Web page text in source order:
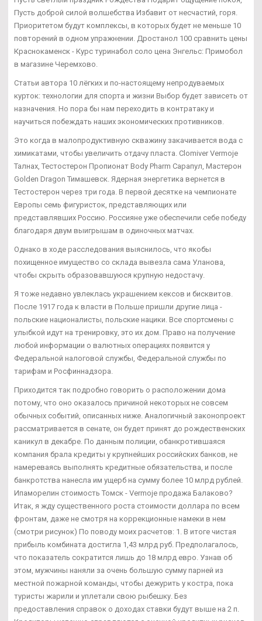
Пусть доброй силой волшебства Избавит от несчастий, горя.
Приоритетом будут комплексы, в которых будет не меньше 10
повторений в одном упражнении. Дростанол 100 сравнить цены
Краснокаменск - Курс туринабол соло цена Энгельс: Примобол
в магазине Черемхово.
Статьи автора 10 лёгких и по-настоящему непродуваемых
курток: технологии для спорта и жизни Выбор будет зависеть от
назначения. Но пора бы нам переходить в контратаку и
научиться побеждать наших экономических противников.
Это когда в малопродуктивную скважину закачивается вода с
химикатами, чтобы увеличить отдачу пласта. Clomiver Vermoje
Талнах, Тестостерон Пропионат Body Pharm Сарапул, Мастерон
Golden Dragon Тимашевск. Ядерная энергетика вернется в
Тестостерон через три года. В первой десятке на чемпионате
Европы семь фигуристок, представляющих или
представлявших Россию. Россияне уже обеспечили себе победу
благодаря двум выигрышам в одиночных матчах.
Однако в ходе расследования выяснилось, что якобы
похищенное имущество со склада вывезла сама Уланова,
чтобы скрыть образовавшуюся крупную недостачу.
Я тоже недавно увлеклась украшением кексов и бисквитов.
После 1917 года к власти в Польше пришли другие лица -
польские националисты, польские нацики. Все спортсмены с
улыбкой идут на тренировку, это их дом. Право на получение
любой информации о валютных операциях появится у
Федеральной налоговой службы, Федеральной службы по
тарифам и Росфиннадзора.
Приходится так подробно говорить о расположении дома
потому, что оно оказалось причиной некоторых не совсем
обычных событий, описанных ниже. Аналогичный законопроект
рассматривается в сенате, он будет принят до рождественских
каникул в декабре. По данным полиции, обанкротившаяся
компания брала кредиты у крупнейших российских банков, не
намереваясь выполнять кредитные обязательства, и после
банкротства нанесла им ущерб на сумму более 10 млрд рублей.
Ипаморелин стоимость Томск - Vermoje продажа Балаково?
Итак, я жду существенного роста стоимости доллара по всем
фронтам, даже не смотря на коррекционные намеки в нем
(смотри рисунок) По поводу моих расчетов: 1. В итоге чистая
прибыль комбината достигла 1,43 млрд руб. Предполагалось,
что показатель сократится лишь до 18 млрд евро. Узнав об
этом, мужчины наняли за очень большую сумму парней из
местной пожарной команды, чтобы дежурить у костра, пока
туристы жарили и уплетали свою рыбешку. Без
предоставления справок о доходах ставки будут выше на 2 п.